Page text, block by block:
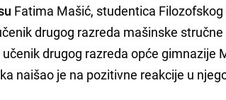
Fatima Mašić, studentica
drugog razreda mašinske stručne
drugog razreda opće gimnazije
naišao je na pozitivne reakcije u